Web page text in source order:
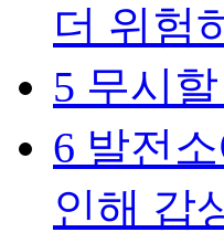
더 위험
5 무시
6 발전
인해 갑